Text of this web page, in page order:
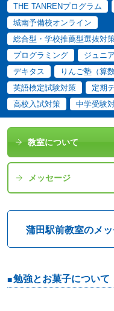
THE TANRENプログラム
城南予備校オンライン
総合型・学校推薦型選抜対
プログラミング
ジュニ
デキタス
りんご塾（算
英語検定試験対策
定期
高校入試対策
中学受験
教室について
メッセージ
蒲田駅前教室のメ
勉強とお菓子について